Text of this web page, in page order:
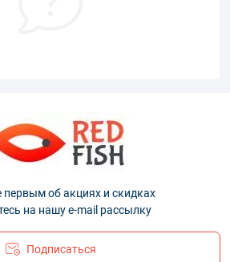
первым об акциях и скидках
на нашу e-mail рассылку
Подписаться